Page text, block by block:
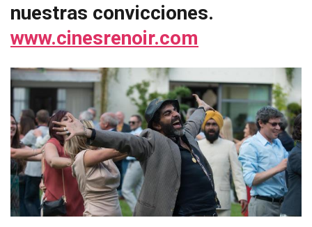
nuestras convicciones.
www.cinesrenoir.com